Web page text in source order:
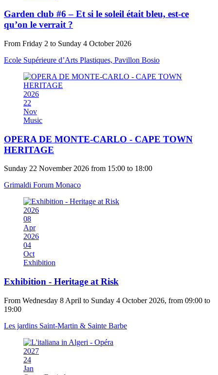
Garden club #6 – Et si le soleil était bleu, est-ce
qu’on le verrait ?
From Friday 2 to Sunday 4 October 2026
Ecole Supérieure d’Arts Plastiques, Pavillon Bosio
2026
22
Nov
Music
OPERA DE MONTE-CARLO - CAPE TOWN
HERITAGE
Sunday 22 November 2026 from 15:00 to 18:00
Grimaldi Forum Monaco
2026
08
Apr
2026
04
Oct
Exhibition
Exhibition - Heritage at Risk
From Wednesday 8 April to Sunday 4 October 2026, from 09:00 to
19:00
Les jardins Saint-Martin & Sainte Barbe
2027
24
Jan